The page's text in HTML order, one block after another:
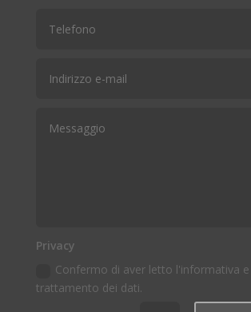
Privacy
Confermo di aver letto l'informativa
trattamento dei dati.